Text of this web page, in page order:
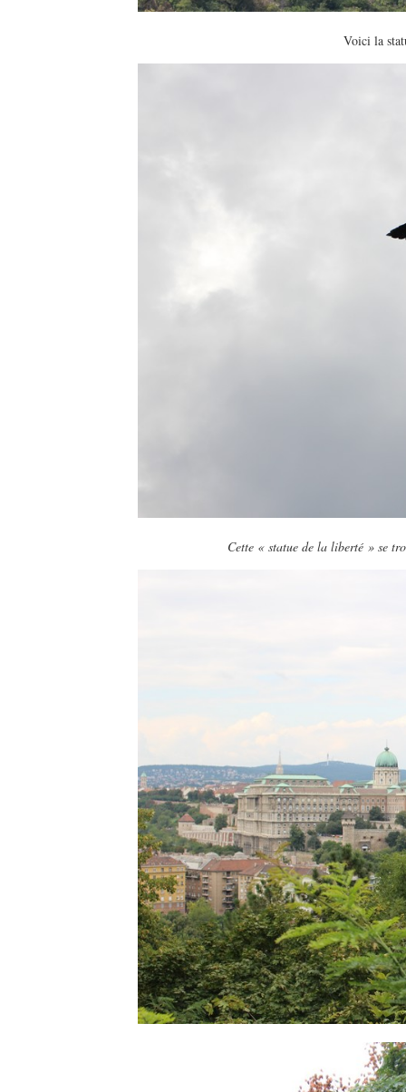
Voici la
Cette « statue de la liberté » se